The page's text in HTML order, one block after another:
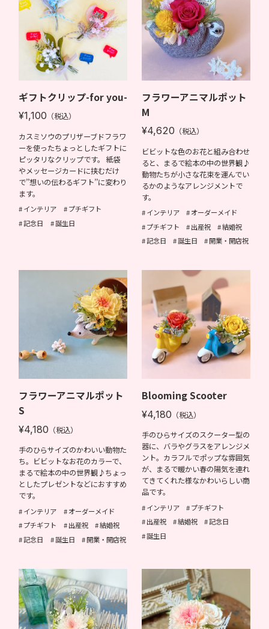
ギフトクリップ-for you-
¥1,100 （税込）
カスミソウのプリザーブドフラワ
ーを使ったちょっとしたギフトに
ピッタリなクリップです。 紙袋
やメッセージカードに挟むだけ
で’’想いの伝わるギフト’’に変わり
ます。
インテリア
プチギフト
記念日
誕生日
フラワーアニマルポット
M
¥4,620 （税込）
ビビットな色のお花と組み合わせ
ると、まるで絵本の中の世界観♪
動物たちが小さな花束を運んでい
るかのようなアレンジメントで
す。
インテリア
オーダーメイド
プチギフト
出産祝
結婚祝
記念日
誕生日 開業・開店祝
フラワーアニマルポット
S
¥4,180 （税込）
手のひらサイズのかわいい動物た
ち。ビビットなお花のカラーで、
まるで絵本の中の世界観♪ちょっ
としたプレゼントなどにおすすめ
です。
インテリア
オーダーメイド
プチギフト
出産祝
結婚祝
記念日
誕生日 開業・開店祝
Blooming Scooter
¥4,180 （税込）
手のひらサイズのスクーター型の
器に、バラやグラスをアレンジメ
ント。カラフルでポップな雰囲気
が、まるで暖かい春の陽気を連れ
てきてくれた様なかわいらしい商
品です。
インテリア
プチギフト
出産祝
結婚祝
記念日
誕生日